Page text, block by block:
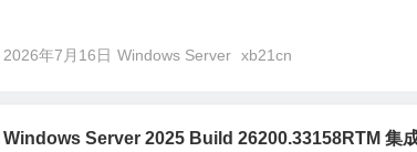
2026年7月16日 Windows Server xb21cn
Windows Server 2025 Build 26200.33158RTM 集